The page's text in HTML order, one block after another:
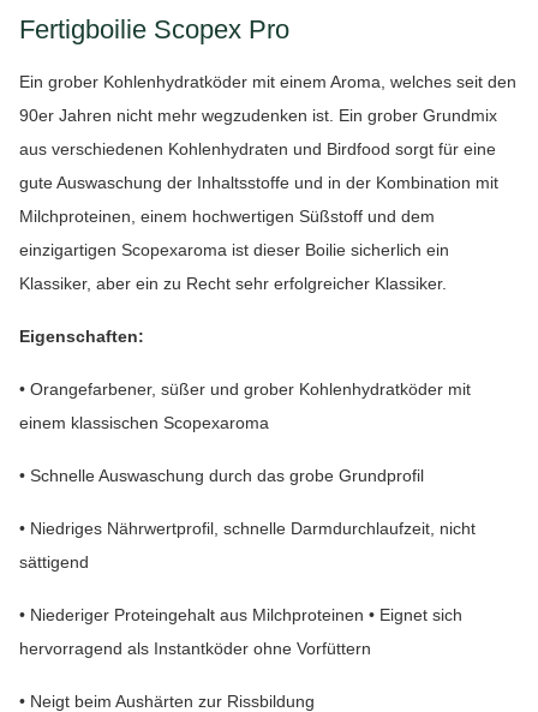
Fertigboilie Scopex Pro
Ein grober Kohlenhydratköder mit einem Aroma, welches seit den
90er Jahren nicht mehr wegzudenken ist. Ein grober Grundmix
aus verschiedenen Kohlenhydraten und Birdfood sorgt für eine
gute Auswaschung der Inhaltsstoffe und in der Kombination mit
Milchproteinen, einem hochwertigen Süßstoff und dem
einzigartigen Scopexaroma ist dieser Boilie sicherlich ein
Klassiker, aber ein zu Recht sehr erfolgreicher Klassiker.
Eigenschaften:
• Orangefarbener, süßer und grober Kohlenhydratköder mit
einem klassischen Scopexaroma
• Schnelle Auswaschung durch das grobe Grundprofil
• Niedriges Nährwertprofil, schnelle Darmdurchlaufzeit, nicht
sättigend
• Niederiger Proteingehalt aus Milchproteinen • Eignet sich
hervorragend als Instantköder ohne Vorfüttern
• Neigt beim Aushärten zur Rissbildung